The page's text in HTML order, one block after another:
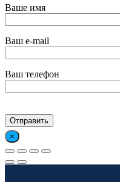
Ваше имя
Ваш e-mail
Ваш телефон
×